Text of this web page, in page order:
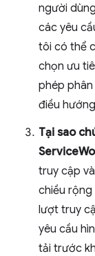
người
các yêu
tôi có thể
chọn ưu
phép
điều
Tại sao
truy cập
chiều rộng
lượt truy
yêu cầu
tải trước